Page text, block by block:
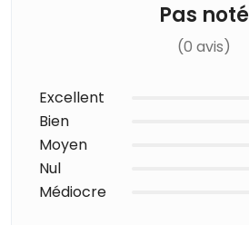
Pas noté
(0 avis)
Excellent
Bien
Moyen
Nul
Médiocre